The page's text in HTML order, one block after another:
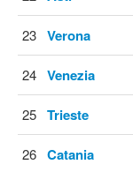
23 Verona
24 Venezia
25 Trieste
26 Catania